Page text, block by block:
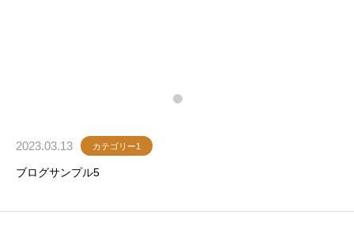
2023.03.13 カテゴリー1
ブログサンプル5